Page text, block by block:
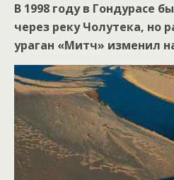
В 1998 году в Гондурасе
через реку Чолутека, но
ураган «Митч» изменил